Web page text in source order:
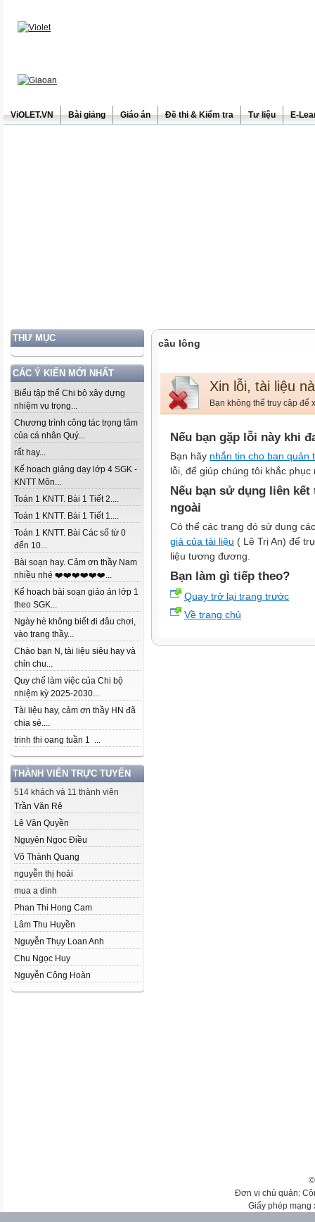
ViOLET.VN Bài giảng Giáo án Đề thi & Kiểm tra Tư liệu E-
THƯ MỤC
CÁC Ý KIẾN MỚI NHẤT
Biểu tập thể Chi bộ xây dựng
nhiệm vụ trọng...
Chương trình công tác trọng tâm
của cá nhân Quý...
rất hay...
Kế hoạch giảng dạy lớp 4 SGK -
KNTT Môn...
Toán 1 KNTT. Bài 1 Tiết 2....
Toán 1 KNTT. Bài 1 Tiết 1....
Toán 1 KNTT. Bài Các số từ 0
đến 10...
Bài soạn hay. Cảm ơn thầy Nam
nhiều nhé ❤️❤️❤️❤️❤️❤️...
Kế hoạch bài soạn giáo án lớp 1
theo SGK...
Ngày hè không biết đi đâu chơi,
vào trang thầy...
Chào bạn N, tài liệu siêu hay và
chỉn chu...
Quy chế làm việc của Chi bộ
nhiệm kỳ 2025-2030...
Tài liệu hay, cảm ơn thầy HN đã
chia sẻ....
trinh thi oang tuần 1 ...
THÀNH VIÊN TRỰC TUYẾN
514 khách và 11 thành viên
Trần Văn Rê
Lê Văn Quyền
Nguyên Ngọc Điều
Võ Thành Quang
nguyễn thị hoài
mua a dinh
Phan Thi Hong Cam
Lâm Thu Huyền
Nguyễn Thụy Loan Anh
Chu Ngọc Huy
Nguyễn Công Hoàn
cầu lông
Xin lỗi, tài liệu
Bạn không thể truy cập để
Nếu bạn gặp lỗi này khi
Bạn hãy nhắn tin cho ban quản
lỗi, để giúp chúng tôi khắc phục
Nếu bạn sử dụng liên
ngoài
Có thể các trang đó sử dụng
giả của tài liệu ( Lê Trị An) để
liệu tương đương.
Bạn làm gì tiếp theo?
Quay trở lại trang trước
Về trang chủ
Đơn vị chủ quản:
Giấy phép mạng